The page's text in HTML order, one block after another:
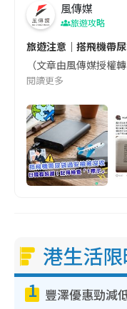
風傳媒
旅遊攻略
旅遊注意｜搭飛機帶
（文章由風傳媒授
閱讀更多
港生活
1